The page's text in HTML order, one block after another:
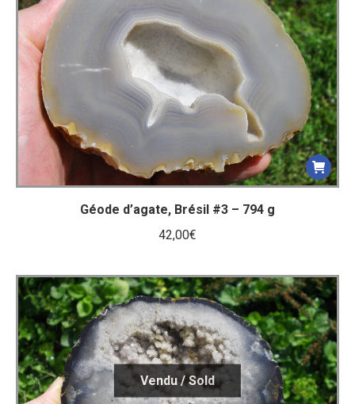
Géode d’agate, Brésil #3 – 794 g
42,00€